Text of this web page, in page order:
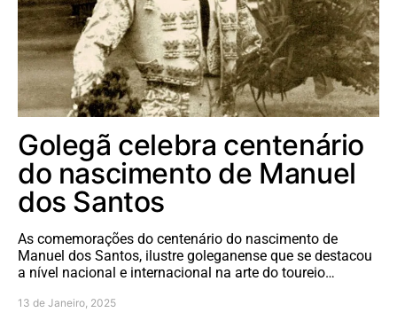
Golegã celebra centenário
do nascimento de Manuel
dos Santos
As comemorações do centenário do nascimento de
Manuel dos Santos, ilustre goleganense que se destacou
a nível nacional e internacional na arte do toureio…
13 de Janeiro, 2025